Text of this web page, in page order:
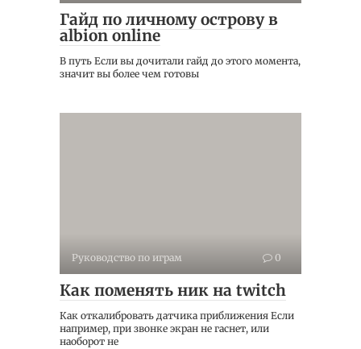
Гайд по личному острову в
albion online
В путь Если вы дочитали гайд до этого момента,
значит вы более чем готовы
Руководство по играм 0
Как поменять ник на twitch
Как откалибровать датчика приближения Если
например, при звонке экран не гаснет, или
наоборот не